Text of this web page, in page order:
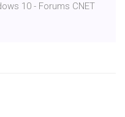
10 - Forums CNET